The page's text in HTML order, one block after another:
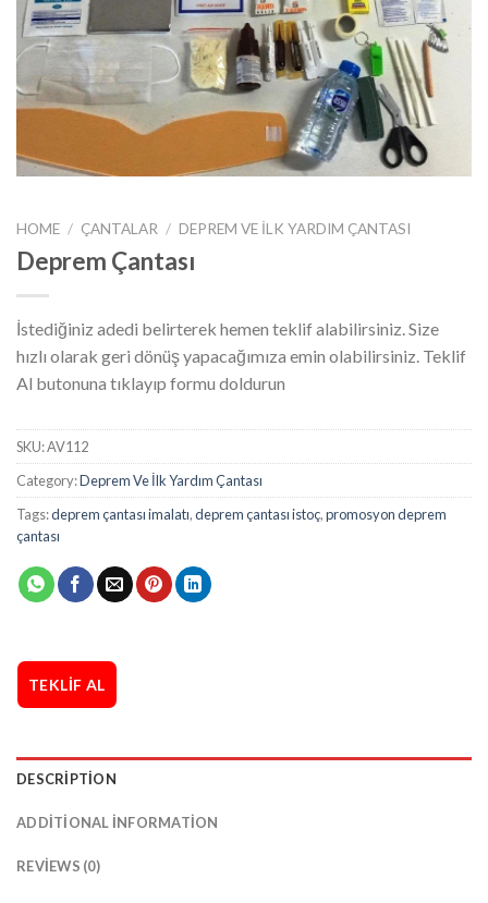
HOME / ÇANTALAR / DEPREM VE İLK YARDIM ÇANTASI
Deprem Çantası
İstediğiniz adedi belirterek hemen teklif alabilirsiniz. Size
hızlı olarak geri dönüş yapacağımıza emin olabilirsiniz. Teklif
Al butonuna tıklayıp formu doldurun
SKU:AV112
Category:Deprem Ve İlk Yardım Çantası
Tags:deprem çantası imalatı,deprem çantası istoç,promosyon deprem
çantası
TEKLIF AL
DESCRIPTION
ADDITIONAL INFORMATION
REVIEWS (0)